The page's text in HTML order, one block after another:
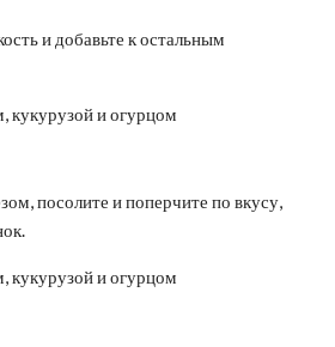
и добавьте к остальным
посолите и поперчите по вкусу,